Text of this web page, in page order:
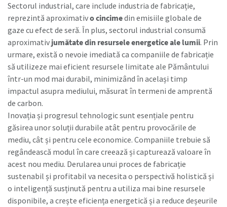
Sectorul industrial, care include industria de fabricație,
reprezintă aproximativo cincimedin emisiile globale de
gaze cu efect de seră. În plus, sectorul industrial consumă
aproximativ jumătate din resursele energetice ale lumii. Prin
urmare, există o nevoie imediată ca companiile de fabricație
să utilizeze mai eficient resursele limitate ale Pământului
într-un mod mai durabil, minimizând în același timp
impactul asupra mediului, măsurat în termeni de amprentă
de carbon.
Inovația și progresul tehnologic sunt esențiale pentru
găsirea unor soluții durabile atât pentru provocările de
mediu, cât și pentru cele economice. Companiile trebuie să
regândească modul în care creează și capturează valoare în
acest nou mediu. Derularea unui proces de fabricație
sustenabil și profitabil va necesita o perspectivă holistică și
o inteligență susținută pentru a utiliza mai bine resursele
disponibile, a crește eficiența energetică și a reduce deșeurile